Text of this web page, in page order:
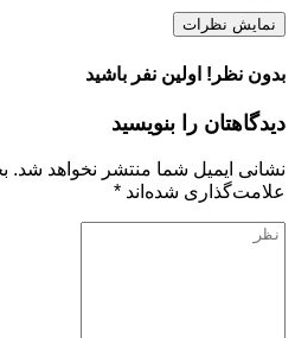
نمایش نظرات
بدون نظر! اولین نفر باشید
دیدگاهتان را بنویسید
نشانی ایمیل شما منتشر نخواهد شد.
علامت‌گذاری شده‌اند *